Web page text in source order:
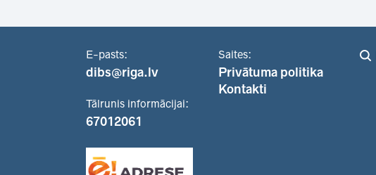
E-pasts:
dibs@riga.lv
Tālrunis informācijai:
67012061
Saites:
Privātuma politika
Kontakti